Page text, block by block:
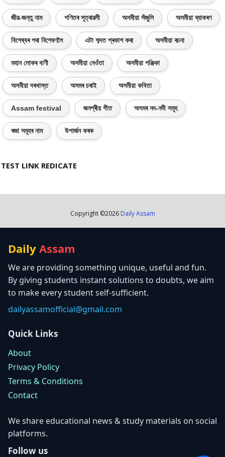
জীৱ-জন্তু নাম গণিতৰ সূত্ৰাৱলী অসমীয়া সঁজুলি অসমীয়া ব্যাকৰণ
বিশেষ্যৰ পৰা বিশেষণলৈ এটা শব্দত প্ৰকাশ কৰা অসমীয়া ৰচনা
মহান লোকৰ বাণী অসমীয়া নেওঁতা অসমীয়া পঞ্জিকা
অসমীয়া দৰখাস্ত অসমৰ চৰাই অসমীয়া কবিতা
Assam festival জনপ্ৰীয় গীত অসমৰ নদ-নদী সমূহ
ৰজা সমূহৰ নাম উপাৰ্জন কৰক
TEST LINK REDICATE
Copyright ©2026 Daily Assam
Daily Assam
We are providing something unique, useful and fun.
By giving students instant solutions to doubts, we aim
to make every student self-sufficient.
dailyassamofficial@gmail.com
Quick Links
About
Privacy Policy
Terms & Conditions
Contact
We share educational news & study materials on social
platforms.
Follow us